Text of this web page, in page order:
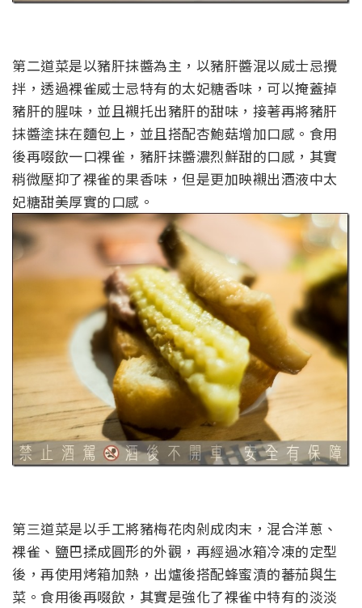
第二道菜是以豬肝抹醬為主，以豬肝醬混以威士忌攪
拌，透過裸雀威士忌特有的太妃糖香味，可以掩蓋掉
豬肝的腥味，並且襯托出豬肝的甜味，接著再將豬肝
抹醬塗抹在麵包上，並且搭配杏鮑菇增加口感。食用
後再啜飲一口裸雀，豬肝抹醬濃烈鮮甜的口感，其實
稍微壓抑了裸雀的果香味，但是更加映襯出酒液中太
妃糖甜美厚實的口感。
第三道菜是以手工將豬梅花肉剁成肉末，混合洋蔥、
裸雀、鹽巴揉成圓形的外觀，再經過冰箱冷凍的定型
後，再使用烤箱加熱，出爐後搭配蜂蜜漬的蕃茄與生
菜。食用後再啜飲，其實是強化了裸雀中特有的淡淡